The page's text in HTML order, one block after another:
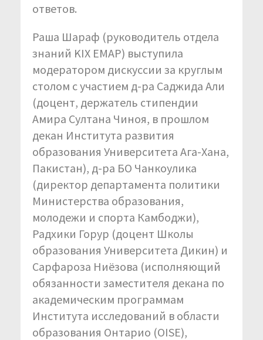
ответов.
Раша Шараф (руководитель отдела
знаний KIX EMAP) выступила
модератором дискуссии за круглым
столом с участием д-ра Саджида Али
(доцент, держатель стипендии
Амира Султана Чиноя, в прошлом
декан Института развития
образования Университета Ага-Хана,
Пакистан), д-ра БО Чанкоулика
(директор департамента политики
Министерства образования,
молодежи и спорта Камбоджи),
Радхики Горур (доцент Школы
образования Университета Дикин) и
Сарфароза Ниёзова (исполняющий
обязанности заместителя декана по
академическим программам
Института исследований в области
образования Онтарио (OISE),